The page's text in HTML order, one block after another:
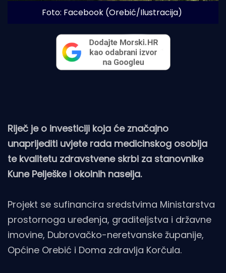
Foto: Facebook (Orebić/Ilustracija)
Riječ je o investiciji koja će značajno
unaprijediti uvjete rada medicinskog osoblja
te kvalitetu zdravstvene skrbi za stanovnike
Kune Pelješke i okolnih naselja.
Projekt se sufinancira sredstvima Ministarstva
prostornoga uređenja, graditeljstva i državne
imovine, Dubrovačko-neretvanske županije,
Općine Orebić i Doma zdravlja Korčula.